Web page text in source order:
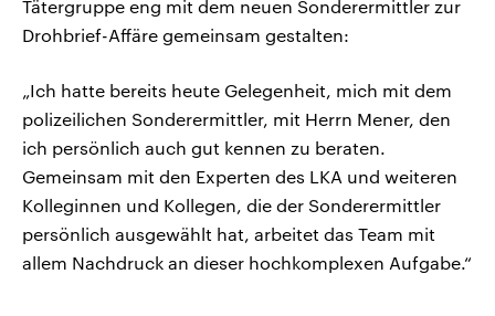
Tätergruppe eng mit dem neuen Sonderermittler zur
Drohbrief-Affäre gemeinsam gestalten:
„Ich hatte bereits heute Gelegenheit, mich mit dem
polizeilichen Sonderermittler, mit Herrn Mener, den
ich persönlich auch gut kennen zu beraten.
Gemeinsam mit den Experten des LKA und weiteren
Kolleginnen und Kollegen, die der Sonderermittler
persönlich ausgewählt hat, arbeitet das Team mit
allem Nachdruck an dieser hochkomplexen Aufgabe.“